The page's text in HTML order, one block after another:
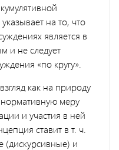
на то, что
является в
и не следует
«по кругу».
как на природу
меру
и участия в ней
ставит в т. ч.
(дискурсивные) и